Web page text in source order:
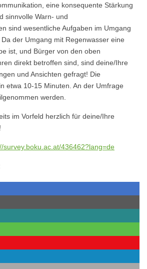
eine konsequente Stärkung
sinnvolle Warn- und
sind wesentliche Aufgaben im Umgang
der Umgang mit Regenwasser eine
ist, und Bürger von den oben
direkt betroffen sind, sind deine/Ihre
und Ansichten gefragt! Die
etwa 10-15 Minuten. An der Umfrage
werden.
im Vorfeld herzlich für deine/Ihre
survey.boku.ac.at/436462?lang=de